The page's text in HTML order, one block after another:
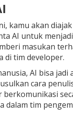
kamu akan
AI untuk
masukan
di tim developer.
AI bisa
cara
dalam tim